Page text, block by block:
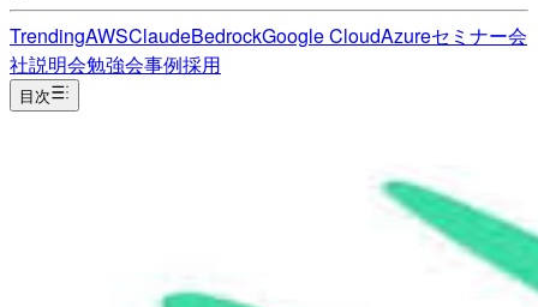
TrendingAWSClaudeBedrockGoogle CloudAzureセミナー会
社説明会勉強会事例採用
目次